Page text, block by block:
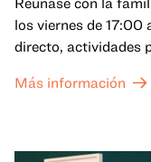
los viernes de 17:00
directo, actividades
exposiciones
Más información